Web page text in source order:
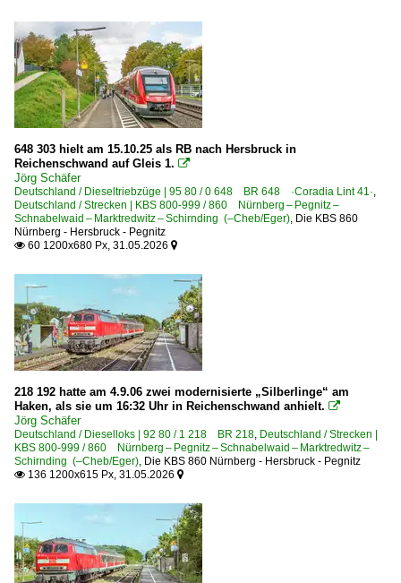
Sonderzüge und Sonderfahrten
Güterverkehr
Autotransportzüge
Gemischte Güterzüge
Holzzüge
Kessel- und Silozüge
Militärtransporte
Schotter- und Kieszüge
Historische Bahnbilder 1980 bis 1990 | Die Bundesbahn
Personenwagen | Steuerwagen
Steuerwagen Bauart Karlsruhe 'Silberling'
Regionalzüge (Bundesländer)
Bayern
Strecken | KBS 800-999
891.3 Neunkirchen – Simmelsdorf-Hüttenbach
Unternehmen (A - K)
Agilis Verkehrsgesellschaft mbH und Co. KG
648 303 hielt am 15.10.25 als RB nach Hersbruck in
Reichenschwand auf Gleis 1. 
Jörg Schäfer
Deutschland / Dieseltriebzüge | 95 80 / 0 648 BR 648 ·Coradia Lint 41·,
Deutschland / Strecken | KBS 800-999 / 860 Nürnberg – Pegnitz –
Schnabelwaid – Marktredwitz – Schirnding (–Cheb/Eger), Die KBS 860
Nürnberg - Hersbruck - Pegnitz
 60 1200x680 Px, 31.05.2026 
218 192 hatte am 4.9.06 zwei modernisierte „Silberlinge“ am
Haken, als sie um 16:32 Uhr in Reichenschwand anhielt. 
Jörg Schäfer
Deutschland / Dieselloks | 92 80 / 1 218 BR 218, Deutschland / Strecken |
KBS 800-999 / 860 Nürnberg – Pegnitz – Schnabelwaid – Marktredwitz –
Schirnding (–Cheb/Eger), Die KBS 860 Nürnberg - Hersbruck - Pegnitz
 136 1200x615 Px, 31.05.2026 